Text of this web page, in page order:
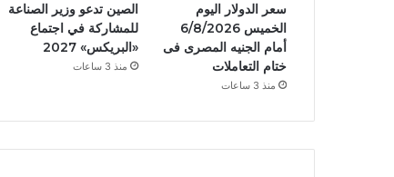
سعر الدولار اليوم
الخميس 6/8/2026
أمام الجنيه المصرى فى
ختام التعاملات
منذ 3 ساعات
الصين تدعو وزير الصناعة
للمشاركة في اجتماع
«البريكس» 2027
منذ 3 ساعات